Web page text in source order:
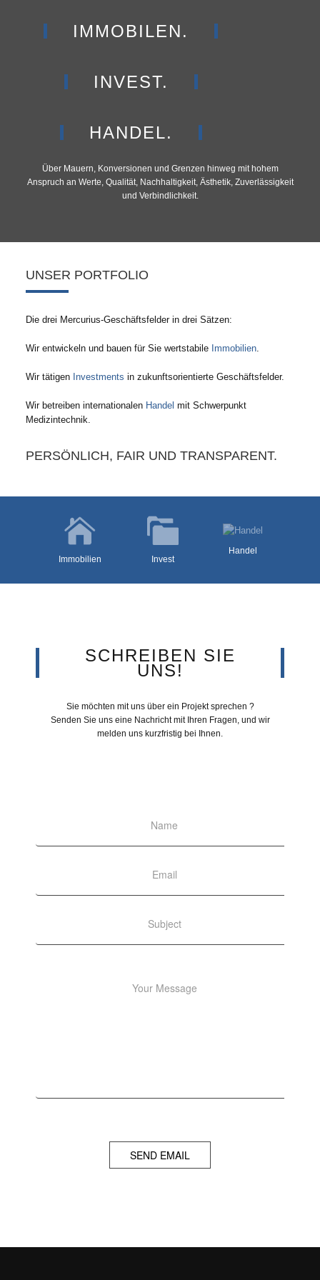
IMMOBILEN.
INVEST.
HANDEL.
Über Mauern, Konversionen und Grenzen hinweg mit hohem
Anspruch an Werte, Qualität, Nachhaltigkeit, Ästhetik, Zuverlässigkeit
und Verbindlichkeit.
UNSER PORTFOLIO
Die drei Mercurius-Geschäftsfelder in drei Sätzen:
Wir entwickeln und bauen für Sie wertstabile Immobilien.
Wir tätigen Investments in zukunftsorientierte Geschäftsfelder.
Wir betreiben internationalen Handel mit Schwerpunkt
Medizintechnik.
PERSÖNLICH, FAIR UND TRANSPARENT.
Immobilien Invest
Handel
SCHREIBEN SIE
UNS!
Sie möchten mit uns über ein Projekt sprechen ?
Senden Sie uns eine Nachricht mit Ihren Fragen, und wir
melden uns kurzfristig bei Ihnen.
SEND EMAIL